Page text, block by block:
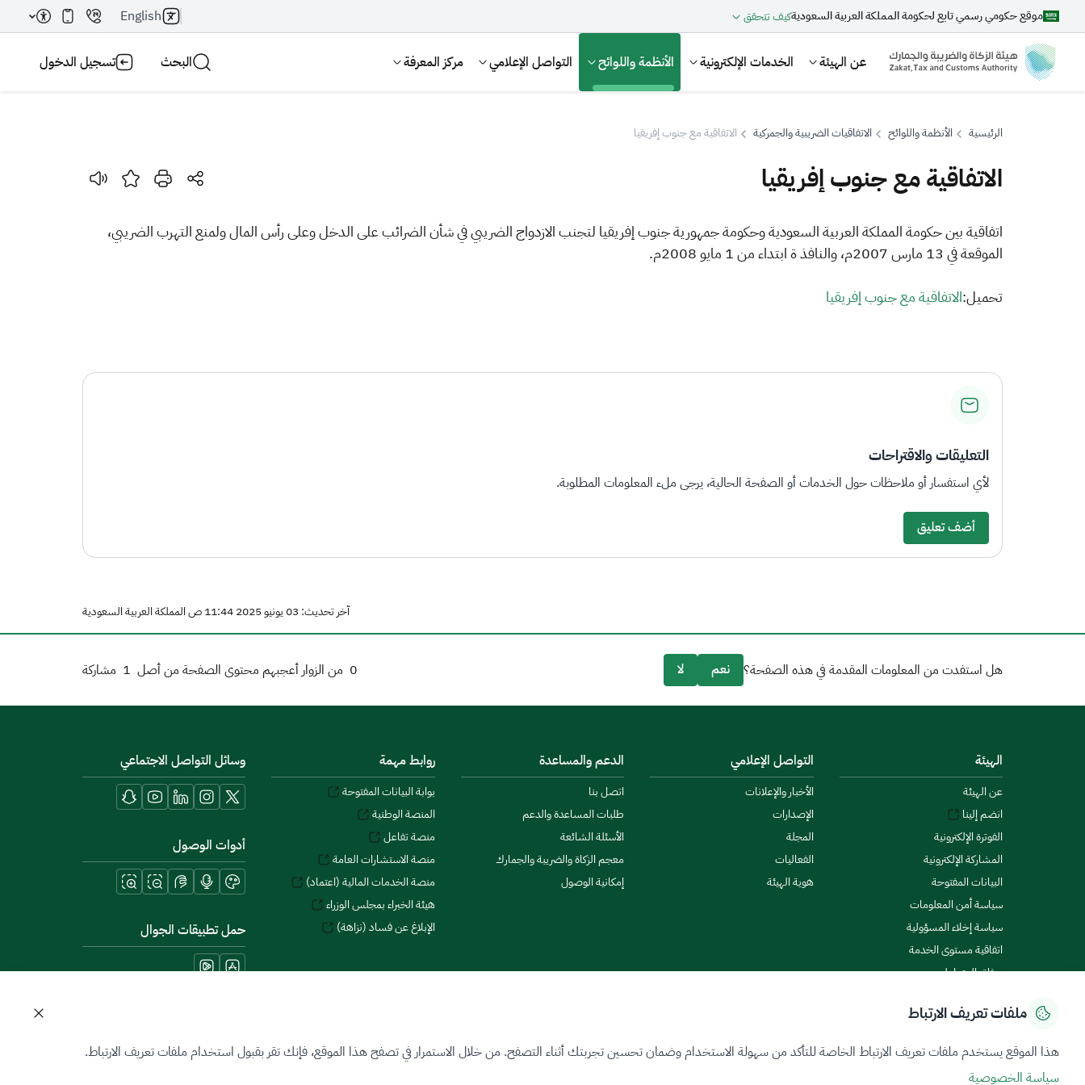
موقع حكومي رسمي تابع لحكومة المملكة العربية السعوديةكيف تتحقق English
عن الهيئة الخدمات الإلكترونية الأنظمة واللوائح التواصل الإعلامي مركز المعرفة البحث تسجيل الدخول
بحث
اقتراحات
الزكاة الجمارك ضريبة القيمة المضافة
الرئيسية الأنظمة واللوائح الاتفاقيات الضريبية والجمركية الاتفاقية مع جنوب إفريقيا
الاتفاقية مع جنوب إفريقيا
اتفاقية بين حكومة المملكة العربية السعودية وحكومة جمهورية جنوب إفريقيا لتجنب الازدواج الضريبي في شأن الضرائب على الدخل وعلى رأس المال ولمنع التهرب الضريبي،
الموقعة في 13 مارس 2007م، والنافذ ة ابتداء من 1 مايو 2008م.
​تحميل:الا​تفاقية مع جنوب إفريقيا​​​​​​
التعليقات والاقتراحات
لأي استفسار أو ملاحظات حول الخدمات أو الصفحة الحالية، يرجى ملء المعلومات المطلوبة.
أضف تعليق
آخر تحديث: 03 يونيو 2025 11:44 ص المملكة العربية السعودية
0 من الزوار أعجبهم محتوى الصفحة من أصل 1 مشاركة هل استفدت من المعلومات المقدمة في هذه الصفحة؟ نعم لا
الهيئة
عن الهيئة
انضم إلينا
الفوترة الإلكترونية
المشاركة الإلكترونية
البيانات المفتوحة
سياسة أمن المعلومات
سياسة إخلاء المسؤولية
اتفاقية مستوى الخدمة
ميثاق المتعاملين
التواصل الإعلامي
الأخبار والإعلانات
الإصدارات
المجلة
الفعاليات
هوية الهيئة
الدعم والمساعدة
اتصل بنا
طلبات المساعدة والدعم
الأسئلة الشائعة
معجم الزكاة والضريبة والجمارك
إمكانية الوصول
روابط مهمة
بوابة البيانات المفتوحة
المنصة الوطنية
منصة تفاعل
منصة الاستشارات العامة
منصة الخدمات المالية (اعتماد)
هيئة الخبراء بمجلس الوزراء
الإبلاغ عن فساد (نزاهة)
وسائل التواصل الاجتماعي
أدوات الوصول
حمل تطبيقات الجوال
جميع الحقوق محفوظة 2026 © ZATCA.GOV.SA
ملفات تعريف الارتباط
هذا الموقع يستخدم ملفات تعريف الارتباط الخاصة للتأكد من سهولة الاستخدام وضمان تحسين تجربتك أثناء التصفح. من خلال الاستمرار في تصفح هذا الموقع، فإنك تقر بقبول استخدام ملفات تعريف الارتباط.
سياسة الخصوصية